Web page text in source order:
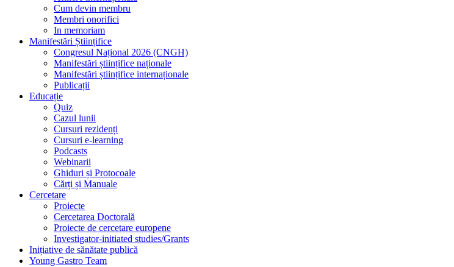
Cum devin membru
Membri onorifici
In memoriam
Manifestări Științifice
Congresul Național 2026 (CNGH)
Manifestări științifice naționale
Manifestări științifice internaționale
Publicații
Educație
Quiz
Cazul lunii
Cursuri rezidenți
Cursuri e-learning
Podcasts
Webinarii
Ghiduri și Protocoale
Cărți și Manuale
Cercetare
Proiecte
Cercetarea Doctorală
Proiecte de cercetare europene
Investigator-initiated studies/Grants
Inițiative de sănătate publică
Young Gastro Team